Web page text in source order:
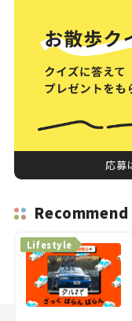
応募
Recommend
Lifestyle